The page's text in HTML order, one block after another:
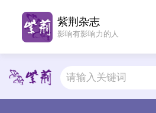
紫荆杂志
影响有影响力的人